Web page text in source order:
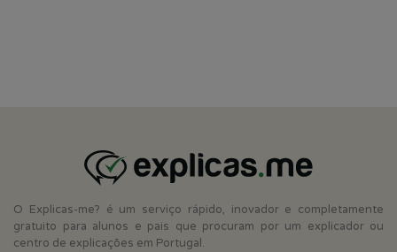
O Explicas-me? é um serviço rápido, inovador e completamente
gratuito para alunos e pais que procuram por um explicador ou
centro de explicações em Portugal.